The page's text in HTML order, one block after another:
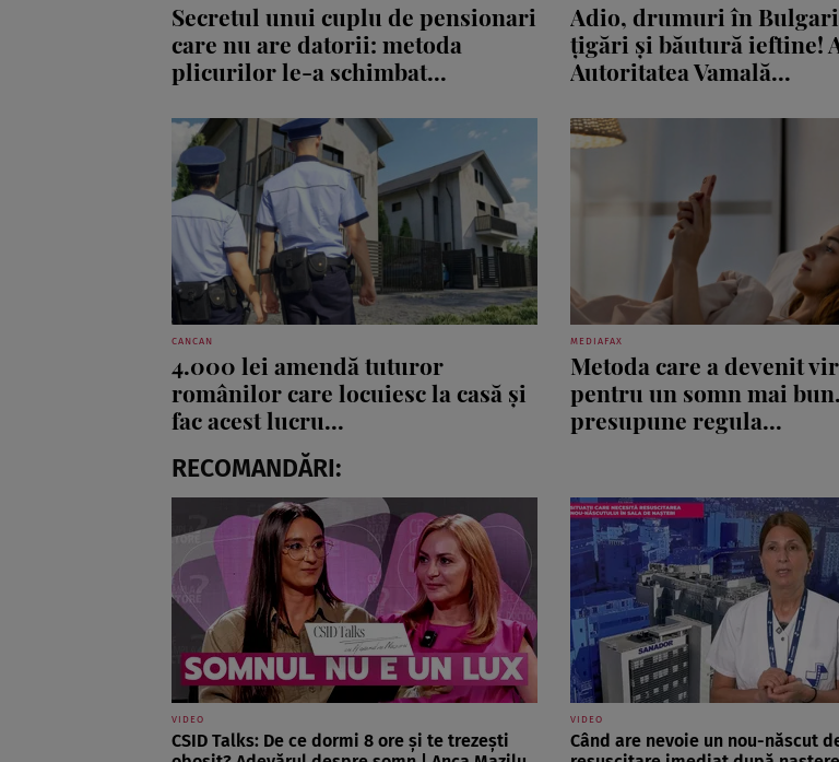
Secretul unui cuplu de pensionari
care nu are datorii: metoda
plicurilor le-a schimbat...
Adio, drumuri în
țigări și băutură ieftine!
Autoritatea Vamală...
CANCAN
4.000 lei amendă tuturor
românilor care locuiesc la casă și
fac acest lucru...
MEDIAFAX
Metoda care a devenit
pentru un somn mai
presupune regula...
RECOMANDĂRI:
VIDEO
CSID Talks: De ce dormi 8 ore și te trezești
VIDEO
Când are nevoie un nou-născut